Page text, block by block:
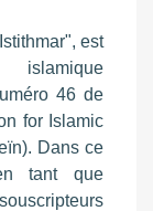
est
46 de
for Islamic
Dans ce
tant que